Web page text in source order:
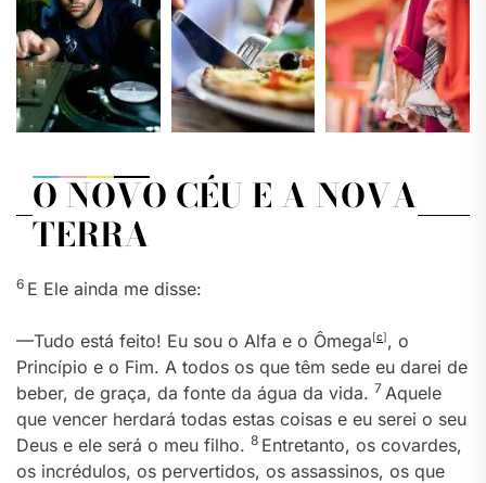
O NOVO CÉU E A NOVA
TERRA
6 E Ele ainda me disse:
—Tudo está feito! Eu sou o Alfa e o Ômega[c], o
Princípio e o Fim. A todos os que têm sede eu darei de
beber, de graça, da fonte da água da vida. 7 Aquele
que vencer herdará todas estas coisas e eu serei o seu
Deus e ele será o meu filho. 8 Entretanto, os covardes,
os incrédulos, os pervertidos, os assassinos, os que